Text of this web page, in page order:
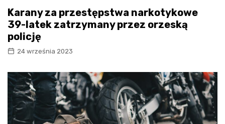
Karany za przestępstwa narkotykowe
39-latek zatrzymany przez orzeską
policję
24 września 2023